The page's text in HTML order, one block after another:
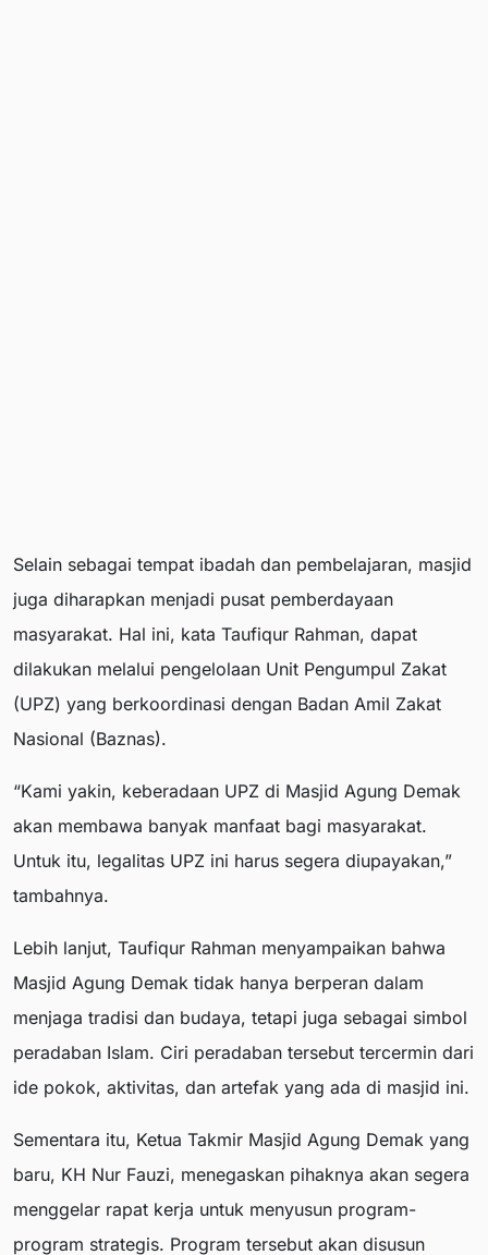
Selain sebagai tempat ibadah dan pembelajaran, masjid
juga diharapkan menjadi pusat pemberdayaan
masyarakat. Hal ini, kata Taufiqur Rahman, dapat
dilakukan melalui pengelolaan Unit Pengumpul Zakat
(UPZ) yang berkoordinasi dengan Badan Amil Zakat
Nasional (Baznas).
“Kami yakin, keberadaan UPZ di Masjid Agung Demak
akan membawa banyak manfaat bagi masyarakat.
Untuk itu, legalitas UPZ ini harus segera diupayakan,”
tambahnya.
Lebih lanjut, Taufiqur Rahman menyampaikan bahwa
Masjid Agung Demak tidak hanya berperan dalam
menjaga tradisi dan budaya, tetapi juga sebagai simbol
peradaban Islam. Ciri peradaban tersebut tercermin dari
ide pokok, aktivitas, dan artefak yang ada di masjid ini.
Sementara itu, Ketua Takmir Masjid Agung Demak yang
baru, KH Nur Fauzi, menegaskan pihaknya akan segera
menggelar rapat kerja untuk menyusun program-
program strategis. Program tersebut akan disusun